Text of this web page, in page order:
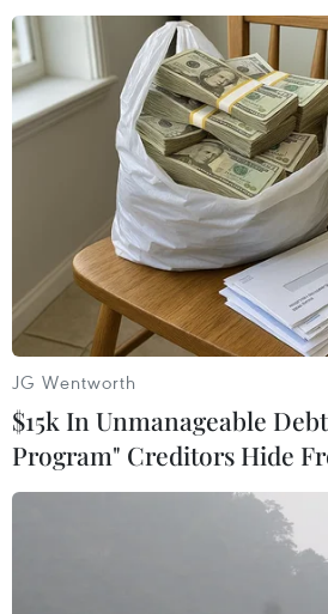
#Cử tri Thái Lan #Tổng tuyển cử
#Pita Limjaroenrat
#Ghế nghị sỹ
Theo dõi VietnamPlus
JG Wentworth
$15k In Unmanageable
Program" Creditors Hide